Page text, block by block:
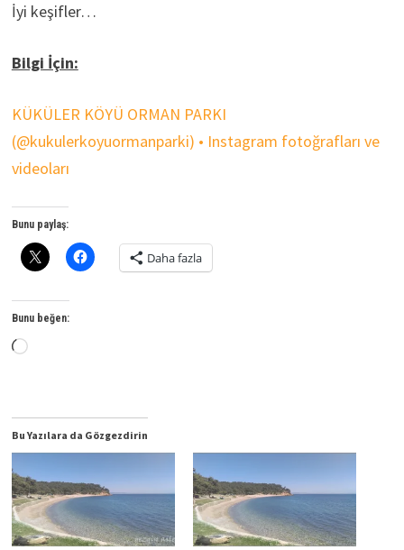
İyi keşifler…
Bilgi İçin:
KÜKÜLER KÖYÜ ORMAN PARKI
(@kukulerkoyuormanparki) • Instagram fotoğrafları ve
videoları
Bunu paylaş:
Daha fazla
Bunu beğen:
Yükleniyor...
Bu Yazılara da Gözgezdirin